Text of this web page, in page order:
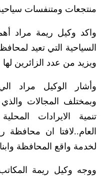
منتجعات ومتنفسات
واكد وكيل ريمة مراد
السياحية التي تعيد
ويزيد من عدد الزائرين
وأشار الوكيل مراد
وبمختلف المجالات
تنمية الايرادات
العام..لافتا ان
لخدمة واقع المحافظة
ووجه وكيل ريمة